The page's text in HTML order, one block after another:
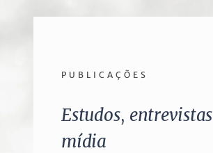
PUBLICAÇÕES
Estudos, entrevistas
mídia